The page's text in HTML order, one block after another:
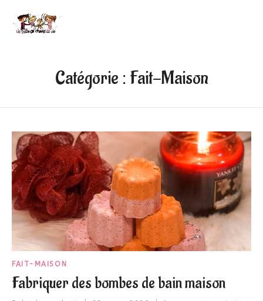
Catégorie : Fait-Maison
FAIT-MAISON
Fabriquer des bombes de bain maison